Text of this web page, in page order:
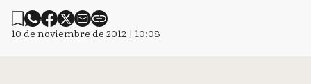
10 de noviembre de 2012 | 10:08